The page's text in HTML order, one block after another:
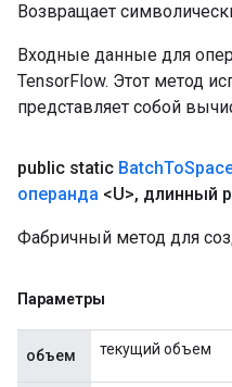
Возвращает
Входные данные для
TensorFlow. Этот метод
представляет собой
public static BatchTo
операнда <U>, длинный
Фабричный метод для
Параметры
объем текущий объем